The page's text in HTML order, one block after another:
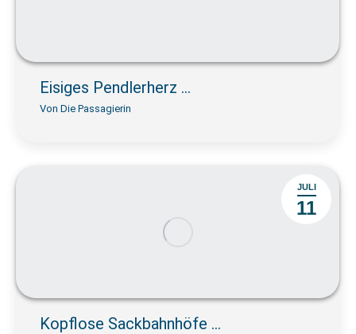
Eisiges Pendlerherz …
Von Die Passagierin
JULI
11
Kopflose Sackbahnhöfe …